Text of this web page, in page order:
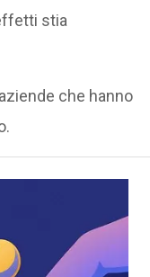
stia
che hanno